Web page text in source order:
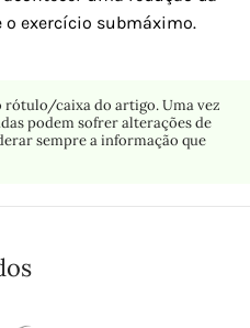
exercício submáximo.
caixa do artigo. Uma vez
podem sofrer alterações de
sempre a informação que